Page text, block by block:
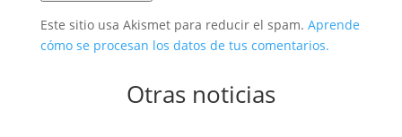
Este sitio usa Akismet para reducir el spam. Aprende
cómo se procesan los datos de tus comentarios.
Otras noticias